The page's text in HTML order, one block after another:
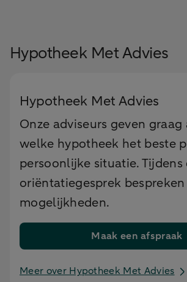
Hypotheek Met Advies
Hypotheek Met Advies
Onze adviseurs geven graag
welke hypotheek het beste
persoonlijke situatie. Tijdens
oriëntatiegesprek
mogelijkheden.
Maak een afspraak
Meer over Hypotheek Met Advies